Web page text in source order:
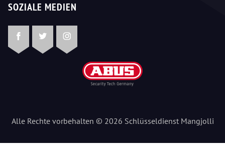
SOZIALE MEDIEN
FacebookTwitterInstagram
Alle Rechte vorbehalten © 2026 Schlüsseldienst Mangjolli